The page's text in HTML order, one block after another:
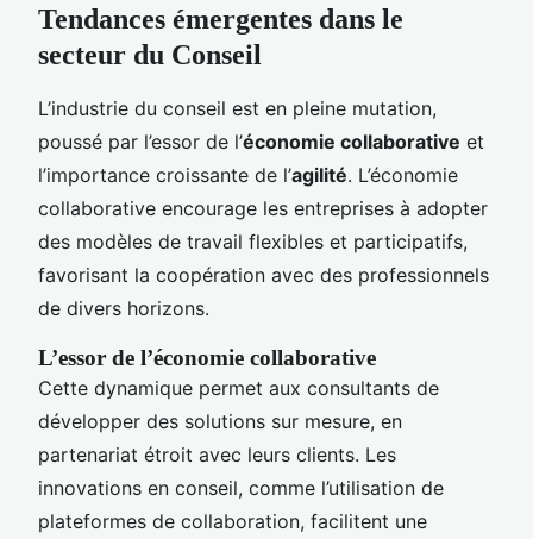
Tendances émergentes dans le
secteur du Conseil
L’industrie du conseil est en pleine mutation,
poussé par l’essor de l’économie collaborative et
l’importance croissante de l’agilité. L’économie
collaborative encourage les entreprises à adopter
des modèles de travail flexibles et participatifs,
favorisant la coopération avec des professionnels
de divers horizons.
L’essor de l’économie collaborative
Cette dynamique permet aux consultants de
développer des solutions sur mesure, en
partenariat étroit avec leurs clients. Les
innovations en conseil, comme l’utilisation de
plateformes de collaboration, facilitent une